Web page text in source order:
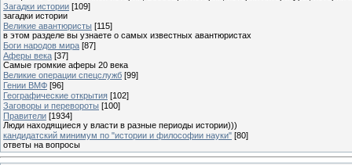
Загадки истории [109]
загадки истории
Великие авантюристы [115]
в этом разделе вы узнаете о самых известных авантюристах
Боги народов мира [87]
Аферы века [37]
Самые громкие аферы 20 века
Великие операции спецслужб [99]
Гении ВМФ [96]
Географические открытия [102]
Заговоры и перевороты [100]
Правители [1934]
Люди находящиеся у власти в разные периоды истории)))
кандидатский минимум по "истории и философии науки" [80]
ответы на вопросы